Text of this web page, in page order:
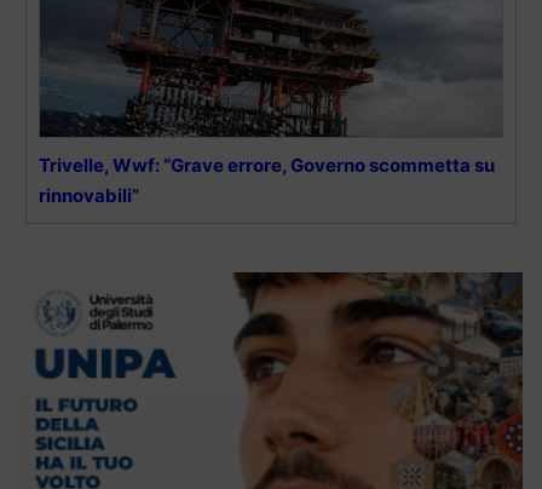
Trivelle, Wwf: “Grave errore, Governo scommetta su
rinnovabili”